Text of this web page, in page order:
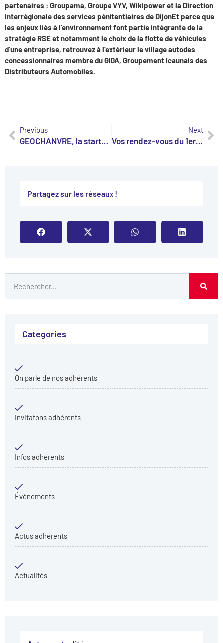
partenaires : Groupama, Groupe VYV, Wikipower et la Direction
interrégionale des services pénitentiaires de DijonEt parce que
les enjeux liés à l’environnement font partie intégrante de la
stratégie RSE et notamment le choix de la flotte de véhicules
d’une entreprise, retrouvez à l’extérieurle village autodes
concessionnaires membre du GIDA, Groupement Icaunais des
Distributeurs Automobiles.
Previous
GEOCHANVRE, la start-up qui révolutionne le secteur du désherbage
Next
Vos rendez-vous du 1er semestre 2024
Partagez sur les réseaux !​
Categories
On parle de nos adhérents
Invitatons adhérents
Infos adhérents
Événements
Actus adhérents
Actualités